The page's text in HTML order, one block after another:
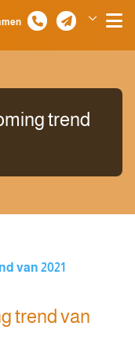
trend
van 2021
trend van